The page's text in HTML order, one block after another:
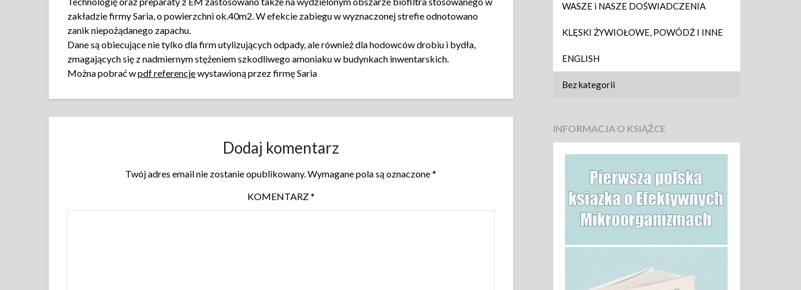
zakładzie firmy Saria, o powierzchni ok.40m2. W efekcie zabiegu w wyznaczonej strefie odnotowano
zanik niepożądanego zapachu.
Dane są obiecujące nie tylko dla firm utylizujących odpady, ale również dla hodowców drobiu i bydła,
zmagających się z nadmiernym stężeniem szkodliwego amoniaku w budynkach inwentarskich.
Można pobrać wpdf referencjewystawioną przez firmę Saria
Dodaj komentarz
Twój adres email nie zostanie opublikowany.Wymagane pola są oznaczone*
KOMENTARZ*
WASZE i NASZE DOŚWIADCZENIA
KLĘSKI ŻYWIOŁOWE, POWÓDŹ I INNE
ENGLISH
Bez kategorii
INFORMACJA O KSIĄŻCE